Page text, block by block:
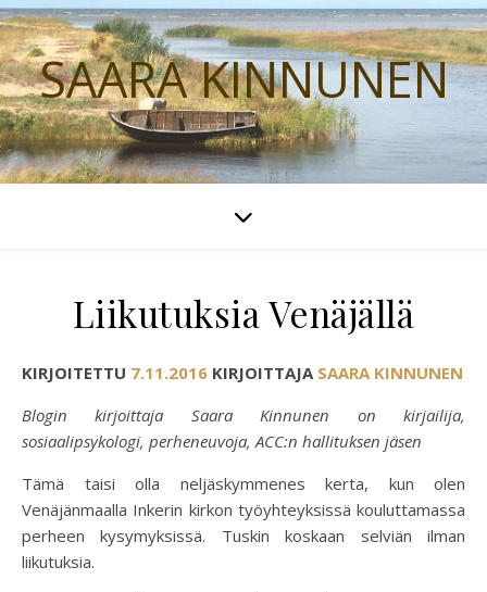
SAARA KINNUNEN
Liikutuksia Venäjällä
KIRJOITETTU 7.11.2016 KIRJOITTAJA SAARA KINNUNEN
Blogin kirjoittaja Saara Kinnunen on kirjailija,
sosiaalipsykologi, perheneuvoja, ACC:n hallituksen jäsen
Tämä taisi olla neljäskymmenes kerta, kun olen
Venäjänmaalla Inkerin kirkon työyhteyksissä kouluttamassa
perheen kysymyksissä. Tuskin koskaan selviän ilman
liikutuksia.